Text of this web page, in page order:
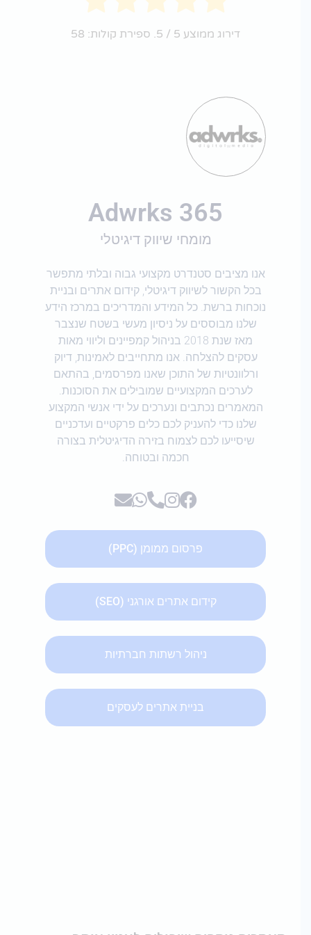
דירוג ממוצע5/ 5. ספירת קולות: 58
Adwrks 365
מומחי שיווק דיגיטלי
אנו מציבים סטנדרט מקצועי גבוה ובלתי מתפשר
בכל הקשור לשיווק דיגיטלי, קידום אתרים ובניית
נוכחות ברשת. כל המידע והמדריכים במרכז הידע
שלנו מבוססים על ניסיון מעשי בשטח שנצבר
מאז שנת 2018 בניהול קמפיינים וליווי מאות
עסקים להצלחה. אנו מתחייבים לאמינות, דיוק
ורלוונטיות של התוכן שאנו מפרסמים, בהתאם
לערכים המקצועיים שמובילים את הסוכנות.
המאמרים נכתבים ונערכים על ידי אנשי המקצוע
שלנו כדי להעניק לכם כלים פרקטיים ועדכניים
שיסייעו לכם לצמוח בזירה הדיגיטלית בצורה
חכמה ובטוחה.
פרסום ממומן (PPC)
קידום אתרים אורגני (SEO)
ניהול רשתות חברתיות
בניית אתרים לעסקים